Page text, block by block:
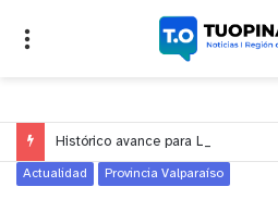
Actualidad Provincia Valparaíso